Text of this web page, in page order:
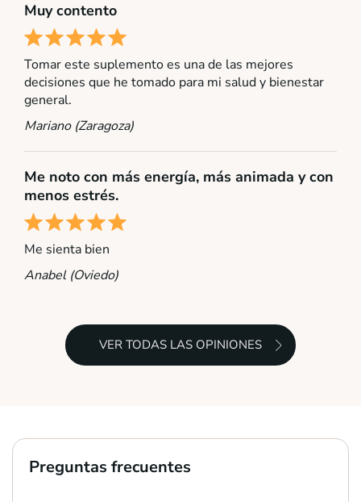
Muy contento
Tomar este suplemento es una de las mejores
decisiones que he tomado para mi salud y bienestar
general.
Mariano (Zaragoza)
Me noto con más energía, más animada y con
menos estrés.
Me sienta bien
Anabel (Oviedo)
VER TODAS LAS OPINIONES
Preguntas frecuentes